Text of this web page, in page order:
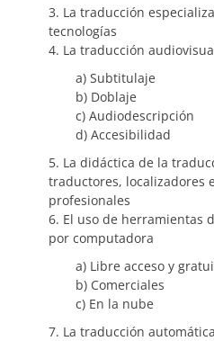
3. La traducción
tecnologías
4. La traducción
a) Subtitulaje
b) Doblaje
c) Audiodescripción
d) Accesibilidad
5. La didáctica de la
traductores, localizadores
profesionales
6. El uso de herramientas
por computadora
a) Libre acceso y
b) Comerciales
c) En la nube
7. La traducción